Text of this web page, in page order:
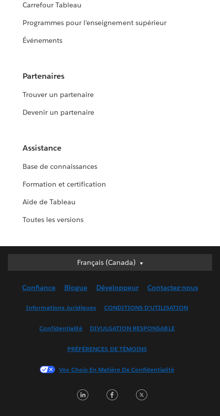
Carrefour Tableau
Programmes pour l’enseignement supérieur
Événements
Partenaires
Trouver un partenaire
Devenir un partenaire
Assistance
Base de connaissances
Formation et certification
Aide de Tableau
Toutes les versions
Français (Canada)
Français (Canada)
English (UK)
Français (France)
한국어
Português
Confiance Blogue Développeur Contactez-nous
Informations Juridiques CONDITIONS D’UTILISATION
Confidentialité DIVULGATION RESPONSABLE
PRÉFÉRENCES DE TÉMOINS
Vos Choix En Matière De Confidentialité
LinkedInFacebook